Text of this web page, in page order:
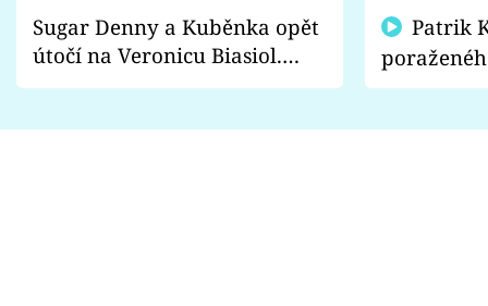
Sugar Denny a Kuběnka opět
útočí na Veronicu Biasiol.
Proč je podle nich falešná a
fanoušci